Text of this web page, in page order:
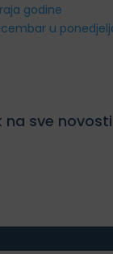
godine
u
na sve novosti